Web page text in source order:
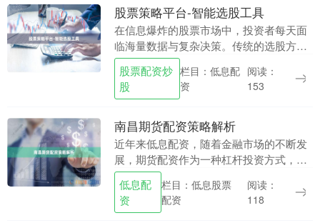
股票策略平台-智能选股工具
在信息爆炸的股票市场中，投资者每天面
临海量数据与复杂决策。传统的选股方式
依赖个人经验与有限信息，往往难以捕捉
市场机会。股票策略平台-智能选股工具的
出现，正为投资....
股票配资炒
股
栏目：低息配
资
阅读：
153
南昌期货配资策略解析
近年来低息配资，随着金融市场的不断发
展，期货配资作为一种杠杆投资方式，在
南昌地区逐渐受到投资者的关注。所谓期
货配资，是指配资公司向投资者提供资
金，投资者以自有资....
低息配
资
栏目：低息股票
配资
阅读：
118